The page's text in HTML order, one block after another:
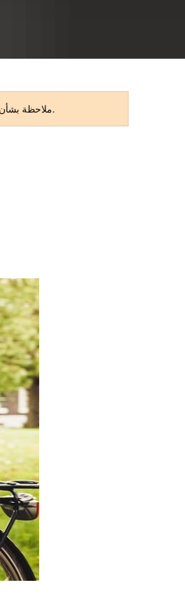
ملاحظة بشأن الترجمة الآلية: تمت ترجمة هذه الصفحة تلقائيًا. قد تحتوي الترجمة على أخطاء أو بعض أوجه عدم الدقة. النسخة الأصلية باللغة الألمانية هي النسخة المعتمدة.